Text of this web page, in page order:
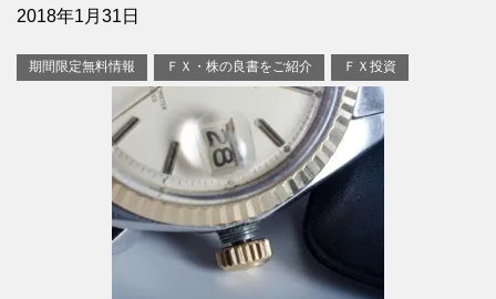
2018年1月31日
期間限定無料情報 ＦＸ・株の良書をご紹介 ＦＸ投資